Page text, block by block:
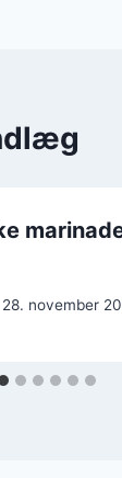
28. november